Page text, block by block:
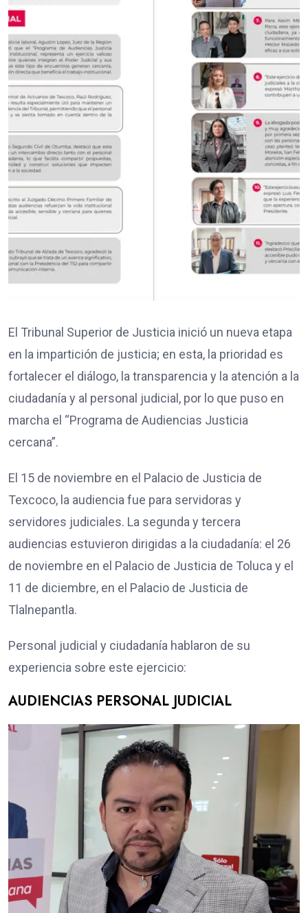
El Tribunal Superior de Justicia inició un nueva etapa
en la impartición de justicia; en esta, la prioridad es
fortalecer el diálogo, la transparencia y la atención a la
ciudadanía y al personal judicial, por lo que puso en
marcha el “Programa de Audiencias Justicia
cercana”.
El 15 de noviembre en el Palacio de Justicia de
Texcoco, la audiencia fue para servidoras y
servidores judiciales. La segunda y tercera
audiencias estuvieron dirigidas a la ciudadanía: el 26
de noviembre en el Palacio de Justicia de Toluca y el
11 de diciembre, en el Palacio de Justicia de
Tlalnepantla.
Personal judicial y ciudadanía hablaron de su
experiencia sobre este ejercicio:
AUDIENCIAS PERSONAL JUDICIAL